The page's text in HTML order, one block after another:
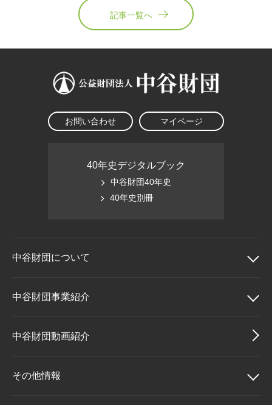
記事一覧へ
お問い合わせ マイページ
40年史デジタルブック
中谷財団40年史
40年史別冊
中谷財団について
中谷財団について
理事長挨拶
設立趣意書
中谷財団事業紹介
中谷財団事業紹介
中谷賞
中谷財団動画紹介
その他情報